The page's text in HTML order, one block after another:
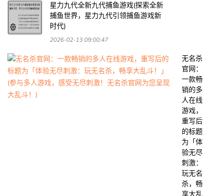
星力九代全新九代捕鱼游戏(探索全新
捕鱼世界，星力九代引领捕鱼游戏新
时代)
2026-02-13 09:00:47
无名杀
官网：
一款畅
销的多
人在线
游戏，
重写后
的标题
为「体
验无尽
刺激：
玩无名
杀，畅